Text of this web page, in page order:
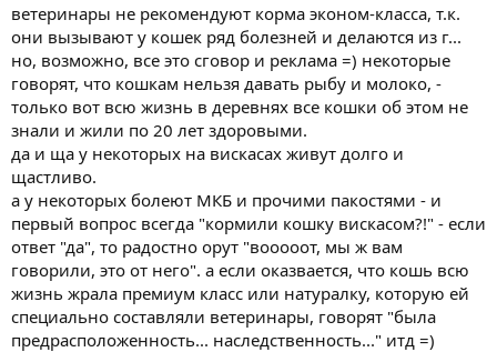
ветеринары не рекомендуют корма эконом-класса, т.к.
они вызывают у кошек ряд болезней и делаются из г...
но, возможно, все это сговор и реклама =) некоторые
говорят, что кошкам нельзя давать рыбу и молоко, -
только вот всю жизнь в деревнях все кошки об этом не
знали и жили по 20 лет здоровыми.
да и ща у некоторых на вискасах живут долго и
щастливо.
а у некоторых болеют МКБ и прочими пакостями - и
первый вопрос всегда "кормили кошку вискасом?!" - если
ответ "да", то радостно орут "вооооот, мы ж вам
говорили, это от него". а если оказвается, что кошь всю
жизнь жрала премиум класс или натуралку, которую ей
специально составляли ветеринары, говорят "была
предрасположенность... наследственность..." итд =)